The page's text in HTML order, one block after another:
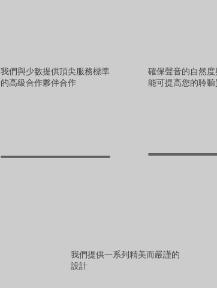
我們與少數提供頂尖服務標準
的高級合作夥伴合作
確保聲音的自然
能可提高您的聆
我們提供一系列精美而嚴謹的
設計